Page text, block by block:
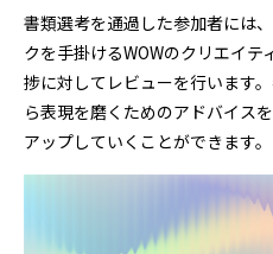
書類選考を通過した参加者には
クを手掛けるWOWのクリエイ
捗に対してレビューを行います
ら表現を磨くためのアドバイス
アップしていくことができます。